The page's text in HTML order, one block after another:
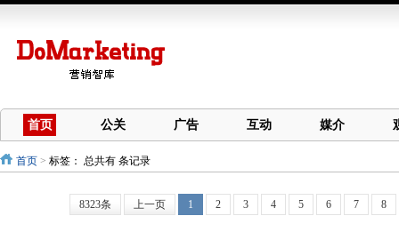
首页 公关 广告 互动 媒介
首页 > 标签： 总共有 条记录
8323条 上一页 1 2 3 4 5 6 7 8